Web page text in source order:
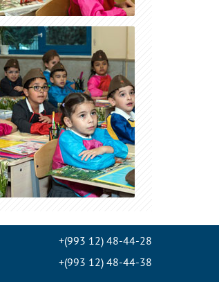
+(993 12) 48-44-28
+(993 12) 48-44-38